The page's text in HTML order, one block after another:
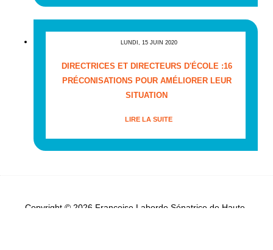
LUNDI, 15 JUIN 2020
DIRECTRICES ET DIRECTEURS D'ÉCOLE :16
PRÉCONISATIONS POUR AMÉLIORER LEUR
SITUATION
LIRE LA SUITE
Copyright © 2026 Françoise Laborde Sénatrice de Haute-